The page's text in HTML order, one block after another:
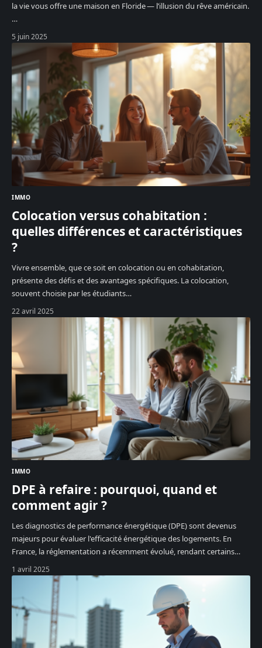
la vie vous offre une maison en Floride — l’illusion du rêve américain.
…
5 juin 2025
IMMO
Colocation versus cohabitation :
quelles différences et caractéristiques
?
Vivre ensemble, que ce soit en colocation ou en cohabitation,
présente des défis et des avantages spécifiques. La colocation,
souvent choisie par les étudiants…
22 avril 2025
IMMO
DPE à refaire : pourquoi, quand et
comment agir ?
Les diagnostics de performance énergétique (DPE) sont devenus
majeurs pour évaluer l'efficacité énergétique des logements. En
France, la réglementation a récemment évolué, rendant certains…
1 avril 2025